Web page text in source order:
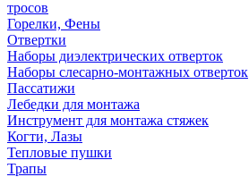
тросов
Горелки, Фены
Отвертки
Наборы диэлектрических отверток
Наборы слесарно-монтажных отверток
Пассатижи
Лебедки для монтажа
Инструмент для монтажа стяжек
Когти, Лазы
Тепловые пушки
Трапы